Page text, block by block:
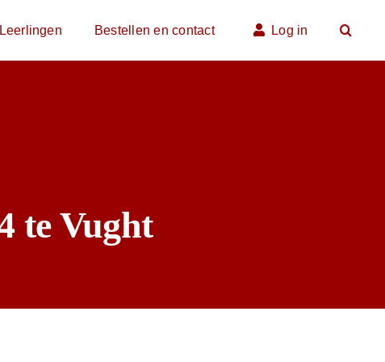
Leerlingen Bestellen en contact Log in
te Vught